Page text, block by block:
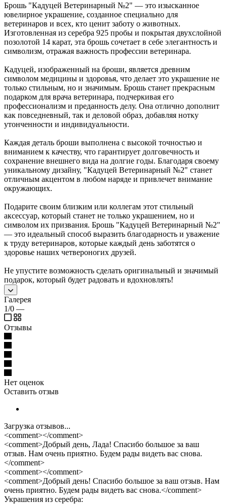
Брошь "Кадуцей Ветеринарный №2" — это изысканное
ювелирное украшение, созданное специально для
ветеринаров и всех, кто ценит заботу о животных.
Изготовленная из серебра 925 пробы и покрытая двухслойной
позолотой 14 карат, эта брошь сочетает в себе элегантность и
символизм, отражая важность профессии ветеринара.
Кадуцей, изображенный на броши, является древним
символом медицины и здоровья, что делает это украшение не
только стильным, но и значимым. Брошь станет прекрасным
подарком для врача ветеринара, подчеркивая его
профессионализм и преданность делу. Она отлично дополнит
как повседневный, так и деловой образ, добавляя нотку
утонченности и индивидуальности.
Каждая деталь броши выполнена с высокой точностью и
вниманием к качеству, что гарантирует долговечность и
сохранение внешнего вида на долгие годы. Благодаря своему
уникальному дизайну, "Кадуцей Ветеринарный №2" станет
отличным акцентом в любом наряде и привлечет внимание
окружающих.
Подарите своим близким или коллегам этот стильный
аксессуар, который станет не только украшением, но и
символом их призвания. Брошь "Кадуцей Ветеринарный №2"
— это идеальный способ выразить благодарность и уважение
к труду ветеринаров, которые каждый день заботятся о
здоровье наших четвероногих друзей.
Не упустите возможность сделать оригинальный и значимый
подарок, который будет радовать и вдохновлять!
Галерея
1/0 —
Отзывы
Нет оценок
Оставить отзыв
Загрузка отзывов...
<comment></comment>
<comment>Добрый день, Лада! Спасибо большое за ваш
отзыв. Нам очень приятно. Будем рады видеть вас снова.
</comment>
<comment></comment>
<comment>Добрый день! Спасибо большое за ваш отзыв. Нам
очень приятно. Будем рады видеть вас снова.</comment>
Украшения из серебра: